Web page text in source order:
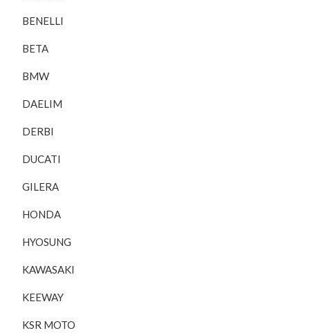
BENELLI
BETA
BMW
DAELIM
DERBI
DUCATI
GILERA
HONDA
HYOSUNG
KAWASAKI
KEEWAY
KSR MOTO